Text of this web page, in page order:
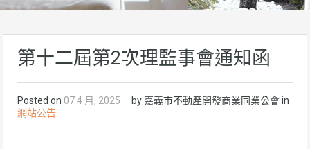
第十二屆第2次理監事會通知函
Posted on 07 4 月, 2025 by 嘉義市不動產開發商業同業公會in
網站公告